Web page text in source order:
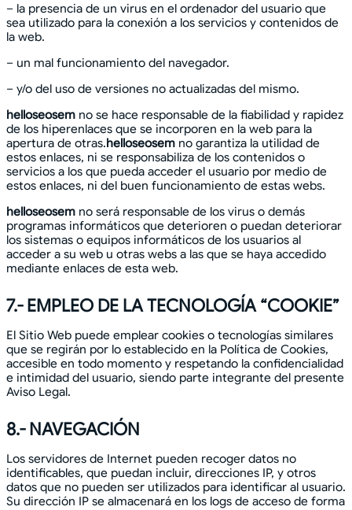
– la presencia de un virus en el ordenador del usuario que
sea utilizado para la conexión a los servicios y contenidos de
la web.
– un mal funcionamiento del navegador.
– y/o del uso de versiones no actualizadas del mismo.
helloseosem no se hace responsable de la fiabilidad y rapidez
de los hiperenlaces que se incorporen en la web para la
apertura de otras.helloseosem no garantiza la utilidad de
estos enlaces, ni se responsabiliza de los contenidos o
servicios a los que pueda acceder el usuario por medio de
estos enlaces, ni del buen funcionamiento de estas webs.
helloseosem no será responsable de los virus o demás
programas informáticos que deterioren o puedan deteriorar
los sistemas o equipos informáticos de los usuarios al
acceder a su web u otras webs a las que se haya accedido
mediante enlaces de esta web.
7.- EMPLEO DE LA TECNOLOGÍA “COOKIE”
El Sitio Web puede emplear cookies o tecnologías similares
que se regirán por lo establecido en la Política de Cookies,
accesible en todo momento y respetando la confidencialidad
e intimidad del usuario, siendo parte integrante del presente
Aviso Legal.
8.- NAVEGACIÓN
Los servidores de Internet pueden recoger datos no
identificables, que puedan incluir, direcciones IP, y otros
datos que no pueden ser utilizados para identificar al usuario.
Su dirección IP se almacenará en los logs de acceso de forma